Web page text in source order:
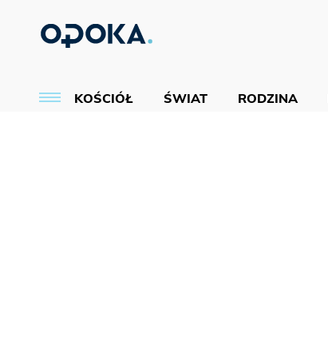
KOŚCIÓŁ ŚWIAT RODZINA